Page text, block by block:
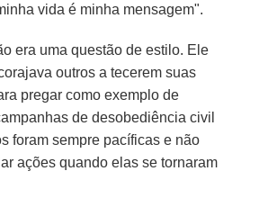
vida é minha mensagem".
era uma questão de estilo. Ele
outros a tecerem suas
pregar como exemplo de
de desobediência civil
foram sempre pacíficas e não
ações quando elas se tornaram